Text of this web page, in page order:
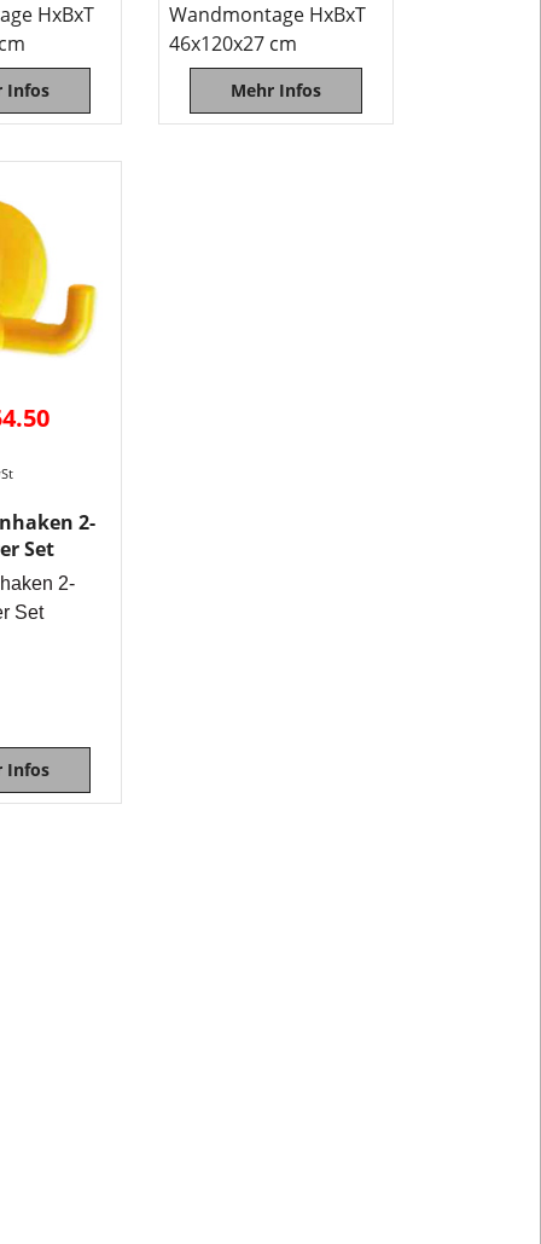
HxBxT
Infos
Wandmontage HxBxT
46x120x27 cm
Mehr Infos
2-
Set
2-
Set
Infos